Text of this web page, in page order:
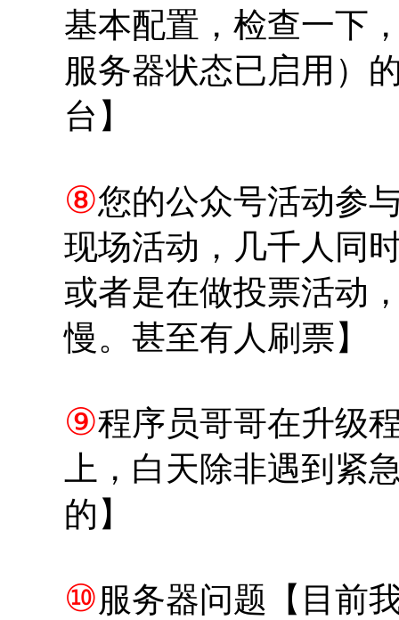
基本配置，检查一下
服务器状态已启用）
台】
⑧您的公众号活动参
现场活动，几千人同
或者是在做投票活动
慢。甚至有人刷票】
⑨程序员哥哥在升级
上，白天除非遇到紧
的】
⑩服务器问题【目前